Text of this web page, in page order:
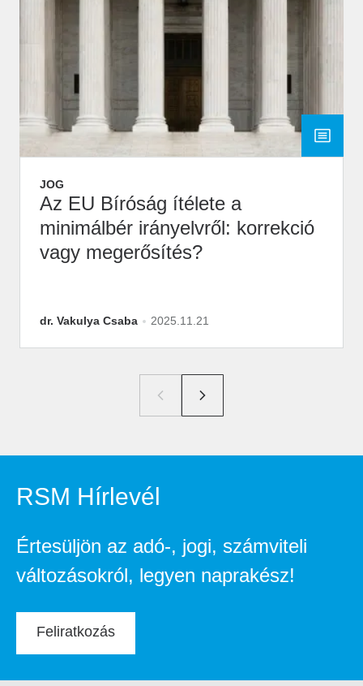
JOG
Az EU Bíróság ítélete a
minimálbér irányelvről: korrekció
vagy megerősítés?
dr. Vakulya Csaba 2025.11.21
RSM Hírlevél
Értesüljön az adó-, jogi, számviteli
változásokról, legyen naprakész!
Feliratkozás